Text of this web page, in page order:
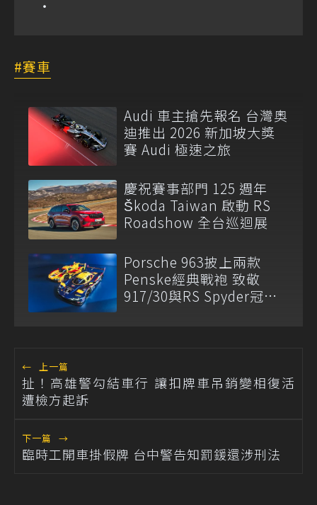
賽車
Audi 車主搶先報名 台灣奧
迪推出 2026 新加坡大獎
賽 Audi 極速之旅
慶祝賽事部門 125 週年
Škoda Taiwan 啟動 RS
Roadshow 全台巡迴展
Porsche 963披上兩款
Penske經典戰袍 致敬
917/30與RS Spyder冠軍
← 上一篇
扯！高雄警勾結車行 讓扣牌車吊銷變相復活
遭檢方起訴
下一篇 →
臨時工開車掛假牌 台中警告知罰鍰還涉刑法